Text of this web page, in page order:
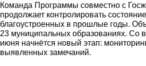
Команда Программы совместно с
продолжает контролировать
благоустроенных в прошлые годы.
23 муниципальных образованиях. Со
июня начнётся новый этап:
выявленных замечаний.